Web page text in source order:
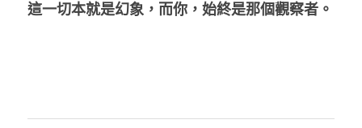
這一切本就是幻象，而你，始終是那個觀察者。